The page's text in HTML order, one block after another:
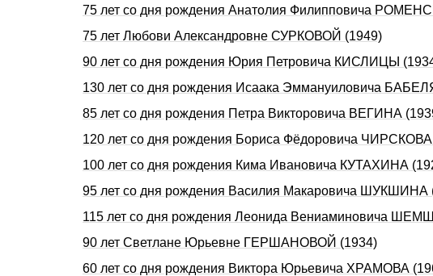
75 лет со дня рождения Анатолия Филипповича
75 лет Любови Александровне СУРКОВОЙ (1949)
90 лет со дня рождения Юрия Петровича КИСЛИЦЫ
130 лет со дня рождения Исаака Эммануиловича
85 лет со дня рождения Петра Викторовича ВЕГИНА
120 лет со дня рождения Бориса Фёдоровича
100 лет со дня рождения Кима Ивановича КУТАХИНА
95 лет со дня рождения Василия Макаровича ШУКШИНА
115 лет со дня рождения Леонида Вениаминовича
90 лет Светлане Юрьевне ГЕРШАHОВОЙ (1934)
60 лет со дня рождения Виктора Юрьевича ХРАМОВА